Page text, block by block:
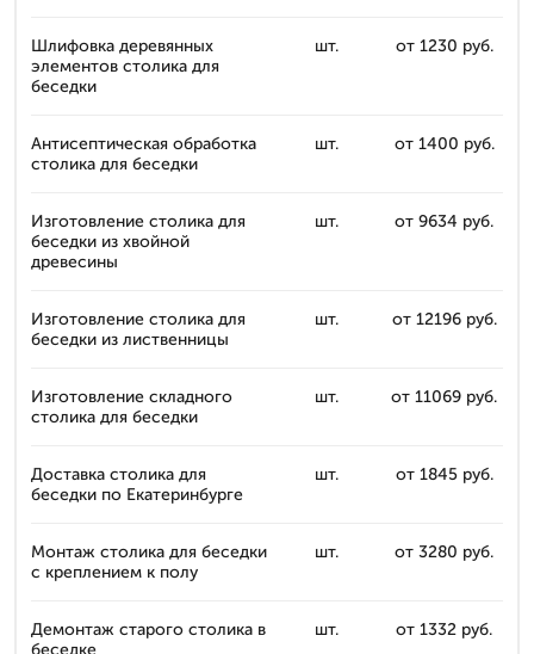
Шлифовка деревянных
элементов столика для
беседки
шт. от 1230 руб.
Антисептическая обработка
столика для беседки
шт. от 1400 руб.
Изготовление столика для
беседки из хвойной
древесины
шт. от 9634 руб.
Изготовление столика для
беседки из лиственницы
шт. от 12196 руб.
Изготовление складного
столика для беседки
шт. от 11069 руб.
Доставка столика для
беседки по Екатеринбурге
шт. от 1845 руб.
Монтаж столика для беседки
с креплением к полу
шт. от 3280 руб.
Демонтаж старого столика в
беседке
шт. от 1332 руб.